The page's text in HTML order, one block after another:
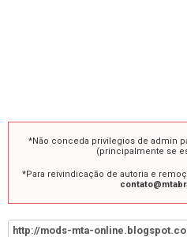
*Não conceda privilegios de admin
(principalmente se
*Para reivindicação de autoria e
http://mods-mta-